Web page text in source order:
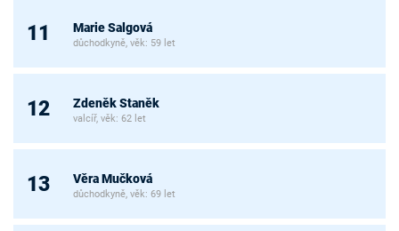
11 Marie Salgová
důchodkyně, věk: 59 let
12 Zdeněk Staněk
valcíř, věk: 62 let
13 Věra Mučková
důchodkyně, věk: 69 let